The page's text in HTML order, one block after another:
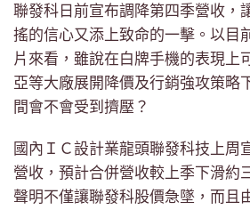
聯發科日前宣布調降第四季營收，
搖的信心又添上致命的一擊。以目
片來看，雖說在白牌手機的表現上
亞等大廠展開降價及行銷強攻策略
間會不會受到擠壓？
國內ＩＣ設計業龍頭聯發科技上周
營收，預計合併營收較上季下滑約
聲明不僅讓聯發科股價急墜，而且